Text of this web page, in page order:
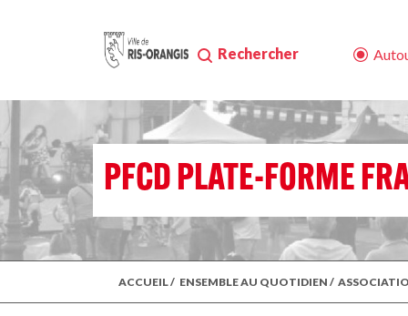
Rechercher
PFCD PLATE-FORME
ACCUEIL/ ENSEMBLE AU QUOTIDIEN /